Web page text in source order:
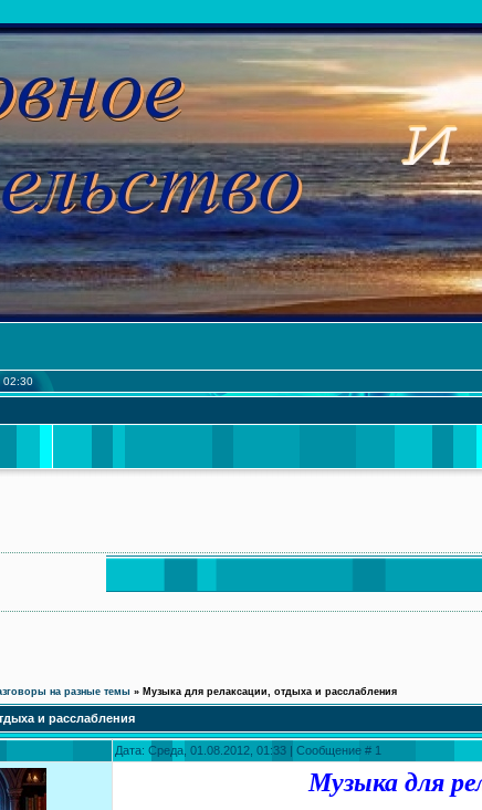
02:30
на разные темы » Музыка для релаксации, отдыха и расслабления
и расслабления
Дата: Среда, 01.08.2012, 01:33 | Сообщение # 1
Музыка для